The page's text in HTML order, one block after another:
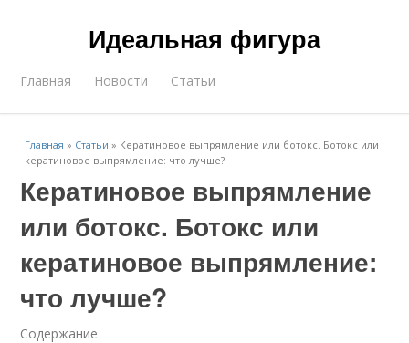
Идеальная фигура
Главная Новости Статьи
Главная » Статьи » Кератиновое выпрямление или ботокс. Ботокс или
кератиновое выпрямление: что лучше?
Кератиновое выпрямление
или ботокс. Ботокс или
кератиновое выпрямление:
что лучше?
Содержание